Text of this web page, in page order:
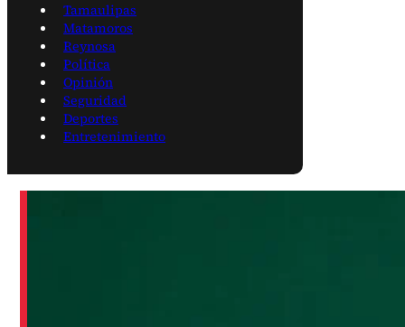
Tamaulipas
Matamoros
Reynosa
Política
Opinión
Seguridad
Deportes
Entretenimiento